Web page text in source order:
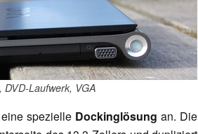
Laufwerk, VGA
spezielle Dockinglösungan. Die